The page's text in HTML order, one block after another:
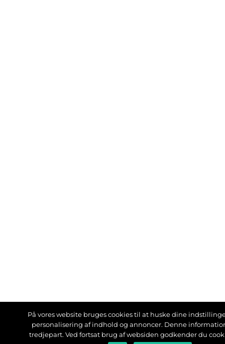
På vores website bruges cookies til at huske dine
personalisering af indhold og annoncer. Denne
tredjepart. Ved fortsat brug af websiden godkender du